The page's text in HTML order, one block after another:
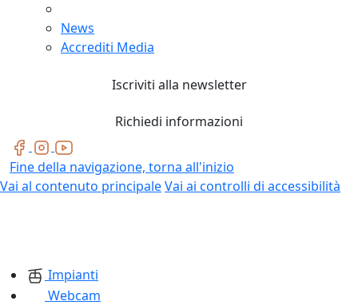
News
Accrediti Media
Iscriviti alla newsletter
Richiedi informazioni
Fine della navigazione, torna all'inizio
Vai al contenuto principaleVai ai controlli di accessibilità
Impianti
Webcam